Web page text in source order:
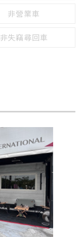
非營業車
非失竊尋回車